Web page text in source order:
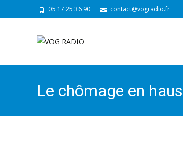
05 17 25 36 90 contact@vogradio.fr
Le chômage en